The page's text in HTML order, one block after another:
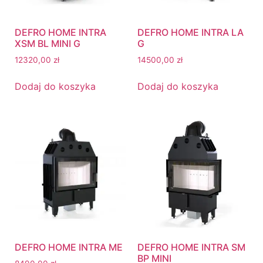
DEFRO HOME INTRA
XSM BL MINI G
12320,00 zł
Dodaj do koszyka
DEFRO HOME INTRA LA
G
14500,00 zł
Dodaj do koszyka
DEFRO HOME INTRA ME
DEFRO HOME INTRA SM
BP MINI